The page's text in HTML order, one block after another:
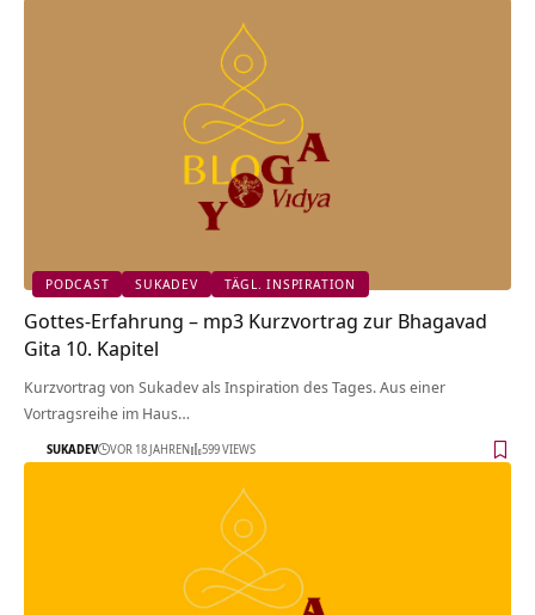
PODCAST SUKADEV TÄGL. INSPIRATION
Gottes-Erfahrung – mp3 Kurzvortrag zur Bhagavad
Gita 10. Kapitel
Kurzvortrag von Sukadev als Inspiration des Tages. Aus einer
Vortragsreihe im Haus…
SUKADEV VOR 18 JAHREN 599 VIEWS